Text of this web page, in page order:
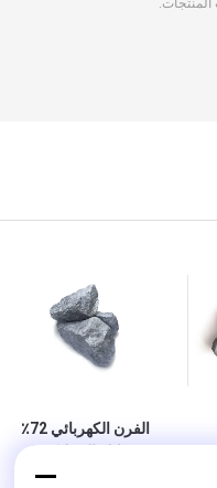
الفرن الكهربائي 72٪
الحديدي كعناصر من